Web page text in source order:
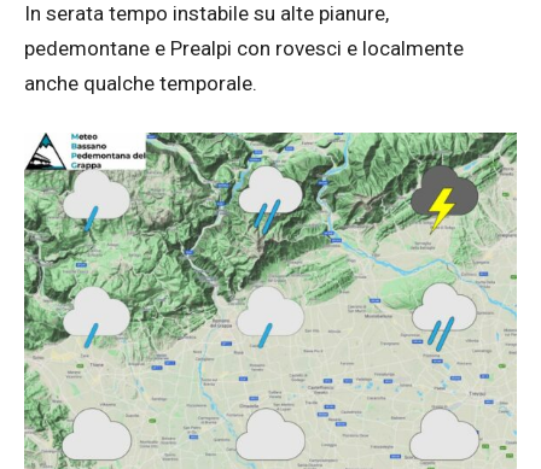
In serata tempo instabile su alte pianure,
pedemontane e Prealpi con rovesci e localmente
anche qualche temporale.